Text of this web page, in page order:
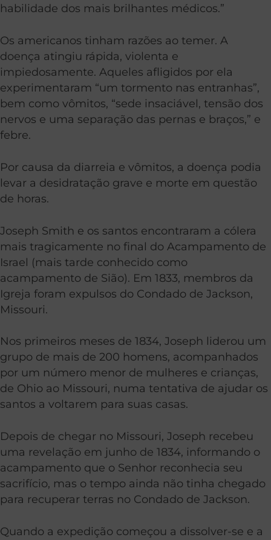
habilidade dos mais brilhantes médicos.”
Os americanos tinham razões ao temer. A
doença atingiu rápida, violenta e
impiedosamente. Aqueles afligidos por ela
experimentaram “um tormento nas entranhas”,
bem como vômitos, “sede insaciável, tensão dos
nervos e uma separação das pernas e braços,” e
febre.
Por causa da diarreia e vômitos, a doença podia
levar a desidratação grave e morte em questão
de horas.
Joseph Smith e os santos encontraram a cólera
mais tragicamente no final do Acampamento de
Israel (mais tarde conhecido como
acampamento de Sião). Em 1833, membros da
Igreja foram expulsos do Condado de Jackson,
Missouri.
Nos primeiros meses de 1834, Joseph liderou um
grupo de mais de 200 homens, acompanhados
por um número menor de mulheres e crianças,
de Ohio ao Missouri, numa tentativa de ajudar os
santos a voltarem para suas casas.
Depois de chegar no Missouri, Joseph recebeu
uma revelação em junho de 1834, informando o
acampamento que o Senhor reconhecia seu
sacrifício, mas o tempo ainda não tinha chegado
para recuperar terras no Condado de Jackson.
Quando a expedição começou a dissolver-se e a